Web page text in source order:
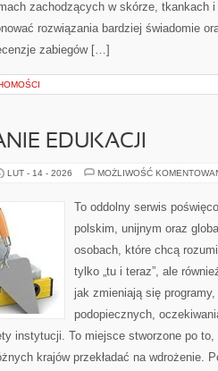
zachodzących w skórze, tkankach
rozwiązania bardziej świadomie
zabiegów […]
EDUKACJI
LUT - 14 - 2026 MOŻLIWOŚĆ
To oddolny serwis
polskim, unijnym oraz
osobach, które chcą
tylko „tu i teraz”, ale
jak zmieniają się
podopiecznych,
instytucji. To miejsce stworzone po
krajów przekładać na wdrożenie.